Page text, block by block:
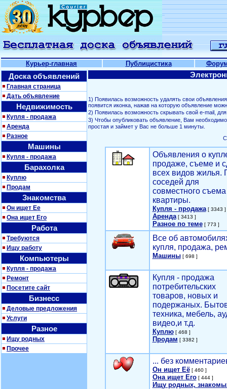
Курьер-главная Публицистика
Доска объявлений
Главная страница
Дать объявление
Недвижимость
Купля - продажа
Аренда
Разное
Машины
Купля - продажа
Барахолка
Куплю
Продам
Знакомства
Он ищет Ее
Она ищет Его
Работа
Требуются
Ищу работу
Компьютеры
Купля - продажа
Ремонт
Посетите сайт
Бизнесс
Деловые предложения
Услуги
Разное
Ищу родных
Прочее
1) Появилась возможность удалять свои
появится иконка, нажав на которую объявление
2) Появилась возможность скрывать свой е-mail,
3) Чтобы опубликовать объявление, Вам
простая и займет у Вас не больше 1 минуты.
Объявления о
продаже, съеме и
всех видов жилья.
соседей для
совместного съема
квартиры.
Купля - продажа[ 3343 ]
Аренда[ 3413 ]
Разное по теме[ 773 ]
Все об
купля, продажа,
Машины[ 698 ]
Купля - продажа
потребительских
товаров, новых и
подержаных.
техника, мебель,
видео,и т.д.
Куплю[ 468 ]
Продам [ 3382 ]
... без
Он ищет Её[ 460 ]
Она ищет Его[ 444 ]
Ищу родных,